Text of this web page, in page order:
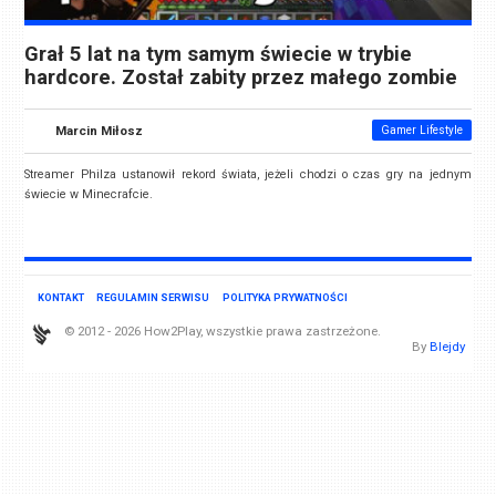
Grał 5 lat na tym samym świecie w trybie
hardcore. Został zabity przez małego zombie
Marcin Miłosz Gamer Lifestyle
Streamer Philza ustanowił rekord świata, jeżeli chodzi o czas gry na jednym
świecie w Minecrafcie.
KONTAKT REGULAMIN SERWISU POLITYKA PRYWATNOŚCI
© 2012 - 2026 How2Play, wszystkie prawa zastrzeżone.
By Blejdy